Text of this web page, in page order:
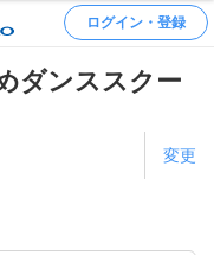
ログイン・登録
ダンススクー
変更